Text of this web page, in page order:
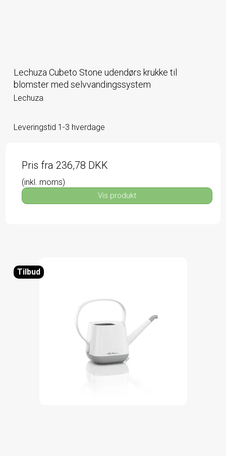
Lechuza Cubeto Stone udendørs krukke til
blomster med selvvandingssystem
Lechuza
Leveringstid 1-3 hverdage
Pris fra 236,78 DKK
(inkl. moms)
Vis produkt
Tilbud